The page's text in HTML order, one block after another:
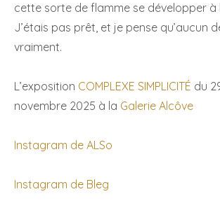
cette sorte de flamme se développer à
J’étais pas prêt, et je pense qu’aucun
vraiment.
L’exposition COMPLEXE SIMPLICITÉ du
novembre 2025 à la Galerie Alcôve
Instagram de ALSo
Instagram de Bleg